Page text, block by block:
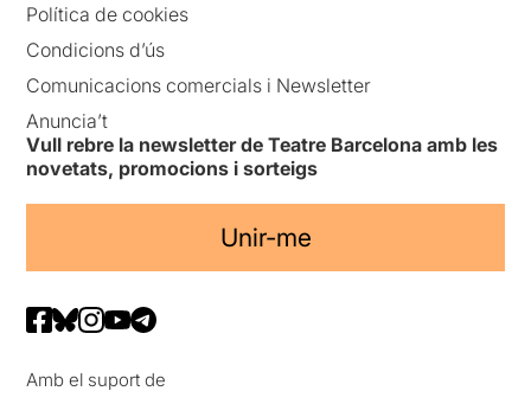
Política de cookies
Condicions d’ús
Comunicacions comercials i Newsletter
Anuncia’t
Vull rebre la newsletter de Teatre Barcelona amb les
novetats, promocions i sorteigs
Unir-me
Amb el suport de